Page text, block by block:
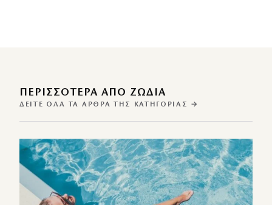
ΠΕΡΙΣΣΌΤΕΡΑ ΑΠΌ ΖΩΔΙΑ
ΔΕΊΤΕ ΌΛΑ ΤΑ ΆΡΘΡΑ ΤΗΣ ΚΑΤΗΓΟΡΊΑΣ →